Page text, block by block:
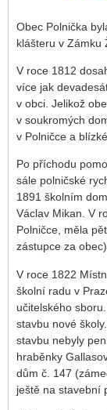
Obec Polnička
klášteru v Zámku
V roce 1812
více jak
v obci. Jelikož
v soukromých
v Polničce a
Po příchodu
sále polničské
1891 školním
Václav Mikan. V
Polničce, měla
zástupce za
V roce 1822
školní radu v
učitelského
stavbu nové
stavbu nebyly
hraběnky
dům č. 147
ještě na stavební